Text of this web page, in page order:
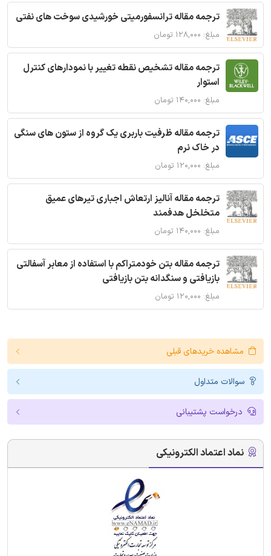
ترجمه مقاله ترانسفورمیتی خورشیدی سوخت های نفتی
مبلغ: ۱۲۸,۰۰۰ تومان
ترجمه مقاله تشخیص نقطه تغییر با نمودارهای کنترل
استوار
مبلغ: ۱۴۰,۰۰۰ تومان
ترجمه مقاله ظرفیت باربری یک گروه از ستون های سنگی
در خاک نرم
مبلغ: ۱۲۰,۰۰۰ تومان
ترجمه مقاله آنالیز ارتعاش اجباری تیرهای عمیق
متخلخل هدفمند
مبلغ: ۱۴۰,۰۰۰ تومان
ترجمه مقاله بتن خودمتراکم با استفاده از معابر آسفالتی
بازیافتی و سنگدانه بتن بازیافتی
مبلغ: ۱۲۰,۰۰۰ تومان
مشاهده خریدهای قبلی
سوالات متداول
درخواست پشتیبانی
نماد اعتماد الکترونیکی